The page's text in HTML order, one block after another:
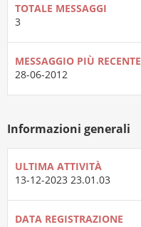
TOTALE MESSAGGI
3
MESSAGGIO PIÙ RECENTE
28-06-2012
Informazioni generali
ULTIMA ATTIVITÀ
13-12-2023 23.01.03
DATA REGISTRAZIONE